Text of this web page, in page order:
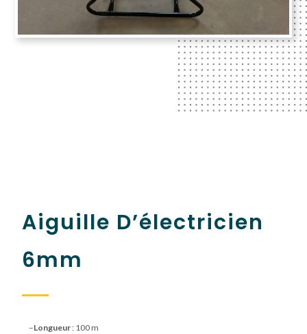
Aiguille D’électricien
6mm
–Longueur : 100 m